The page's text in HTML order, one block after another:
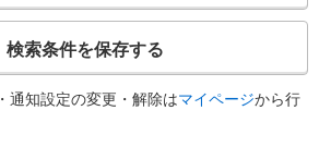
検索条件を保存する
通知設定の変更・解除はマイページから行